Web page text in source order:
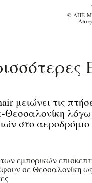
© ΑΠΕ-
μειώνει τις
Θεσσαλονίκη
στο αεροδρόμιο
εμπορικών
σε Θεσσαλονίκη ως